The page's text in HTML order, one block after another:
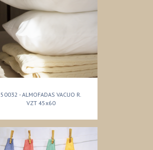
50032 - ALMOFADAS VACUO R.
VZT 45x60